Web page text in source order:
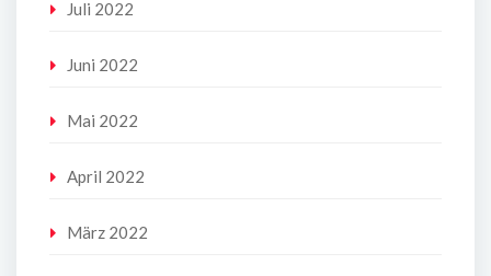
Juli 2022
Juni 2022
Mai 2022
April 2022
März 2022